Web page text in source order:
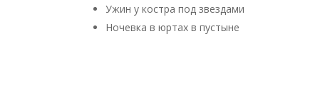
Ужин у костра под звездами
Ночевка в юртах в пустыне